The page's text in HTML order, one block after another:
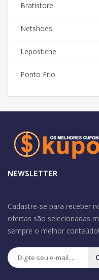
Bratistore
Netshoes
Lepostiche
Ponto Frio
NEWSLETTER
Cadastre-se para receber
ofertas são selecionadas
sempre o melhor conteúdo!